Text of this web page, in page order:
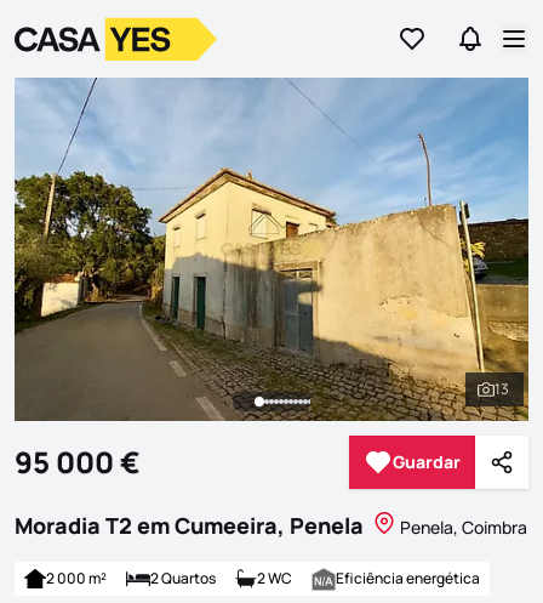
Ir para osIr para
LogoIr para a homepage
Ver
13
95 000 € Guardar
Guardar
Moradia T2 em Cumeeira, Penela Penela, Coimbra
2 000 m² 2 Quartos 2 WC Eficiência energética